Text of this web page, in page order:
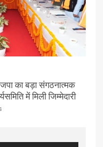
का बड़ा संगठनात्मक
में मिली जिम्मेदारी